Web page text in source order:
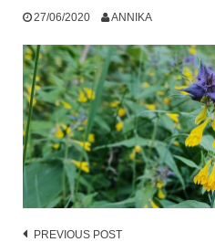
27/06/2020 ANNIKA
PREVIOUS POST